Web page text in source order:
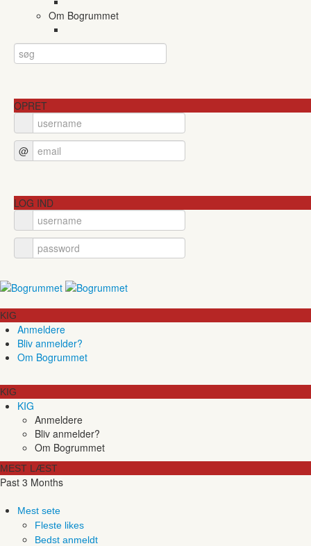
Om Bogrummet
OPRET
@
LOG IND
KIG
Anmeldere
Bliv anmelder?
Om Bogrummet
KIG
KIG
Anmeldere
Bliv anmelder?
Om Bogrummet
MEST LÆST
Past 3 Months
Mest sete
Fleste likes
Bedst anmeldt